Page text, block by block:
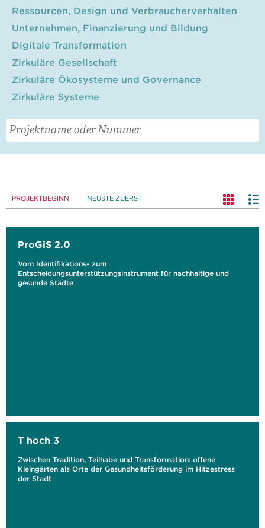
Ressourcen, Design und Verbraucherverhalten
Unternehmen, Finanzierung und Bildung
Digitale Transformation
Zirkuläre Gesellschaft
Zirkuläre Ökosysteme und Governance
Zirkuläre Systeme
PROJEKTBEGINN NEUSTE ZUERST
ProGiS 2.0
Vom Identifikations- zum
Entscheidungsunterstützungsinstrument für nachhaltige und
gesunde Städte
T hoch 3
Zwischen Tradition, Teilhabe und Transformation: offene
Kleingärten als Orte der Gesundheitsförderung im Hitzestress
der Stadt